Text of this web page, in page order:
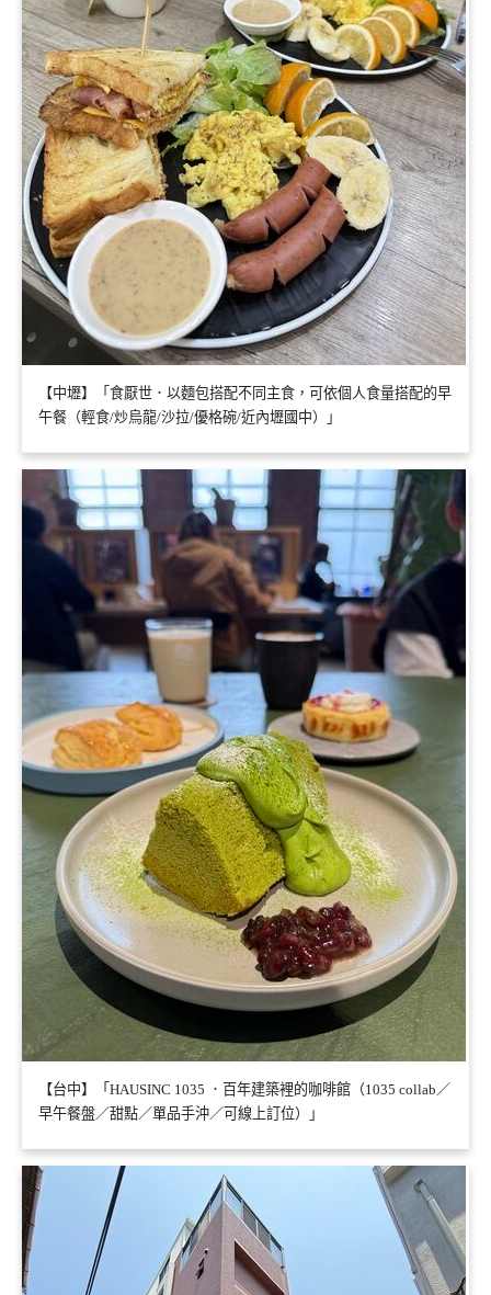
【中壢】「食厭世．以麵包搭配不同主食，可依個人食量搭配的早
午餐（輕食/炒烏龍/沙拉/優格碗/近內壢國中）」
【台中】「HAUSINC 1035 ．百年建築裡的咖啡館（1035 collab／
早午餐盤／甜點／單品手沖／可線上訂位）」